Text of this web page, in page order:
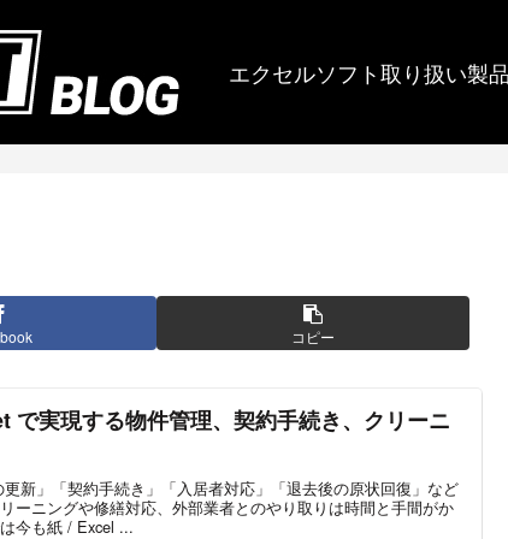
エクセルソフト取り扱い製
コピー
で実現する物件管理、契約手続き、クリーニ
新」「契約手続き」「入居者対応」「退去後の原状回復」など
ーニングや修繕対応、外部業者とのやり取りは時間と手間がか
今も紙 / Excel ...